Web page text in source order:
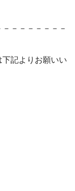
－－－－－－－
記よりお願いい